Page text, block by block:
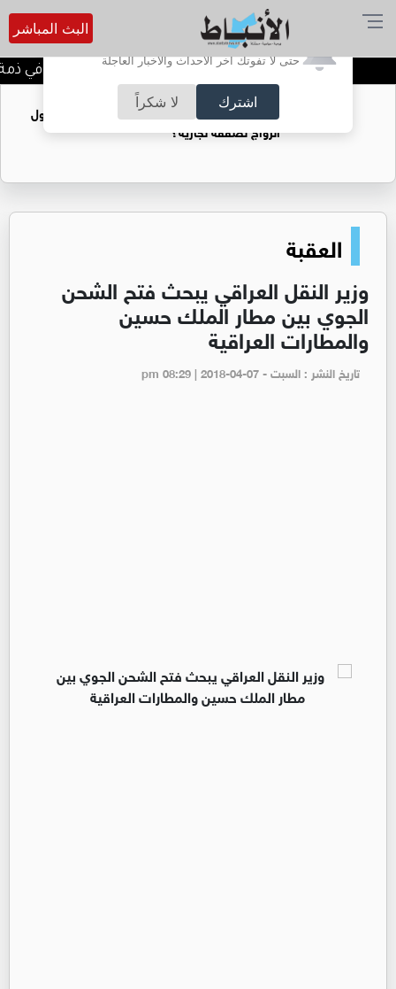
أترغب في تفعيل الإشعارات؟
حتى لا تفوتك آخر الأحداث والأخبار العاجلة
اشترك لا شكراً
البث المباشر
الحاجة خالدة محمود الكرمي في ذمة
فتيات يستغللنه لتحقيق مكاسب مادية.. هل تحول
الزواج لصفقة تجارية؟
العقبة
وزير النقل العراقي يبحث فتح الشحن
الجوي بين مطار الملك حسين
والمطارات العراقية
تاريخ النشر : السبت - pm 08:29 | 2018-04-07